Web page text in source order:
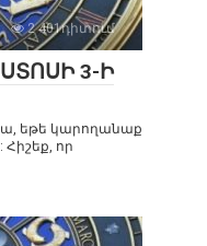
2 401դիտում
3-Ի
եթե կարողանաք
Հիշեք, որ